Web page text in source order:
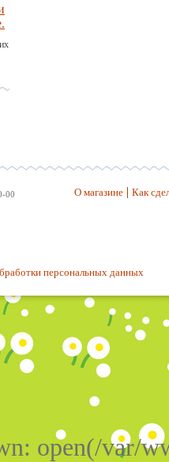
00
О магазине Как
персональных данных
open(/var/